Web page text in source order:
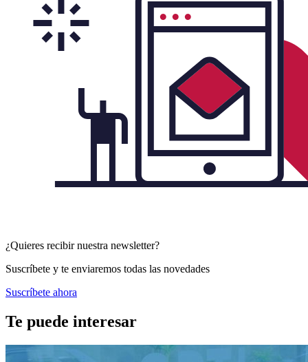
¿Quieres recibir nuestra newsletter?
Suscríbete y te enviaremos todas las novedades
Suscríbete ahora
Te puede interesar